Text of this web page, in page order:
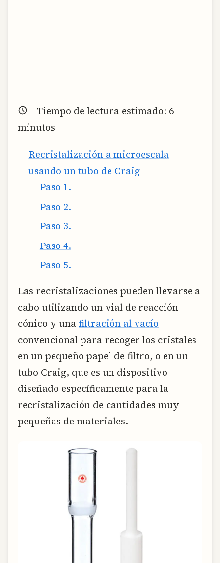
Tiempo de lectura estimado: 6
minutos
Recristalización a microescala
usando un tubo de Craig
Paso 1.
Paso 2.
Paso 3.
Paso 4.
Paso 5.
Las recristalizaciones pueden llevarse a
cabo utilizando un vial de reacción
cónico y unafiltración al vacío
convencional para recoger los cristales
en un pequeño papel de filtro, o en un
tubo Craig, que es un dispositivo
diseñado específicamente para la
recristalización de cantidades muy
pequeñas de materiales.